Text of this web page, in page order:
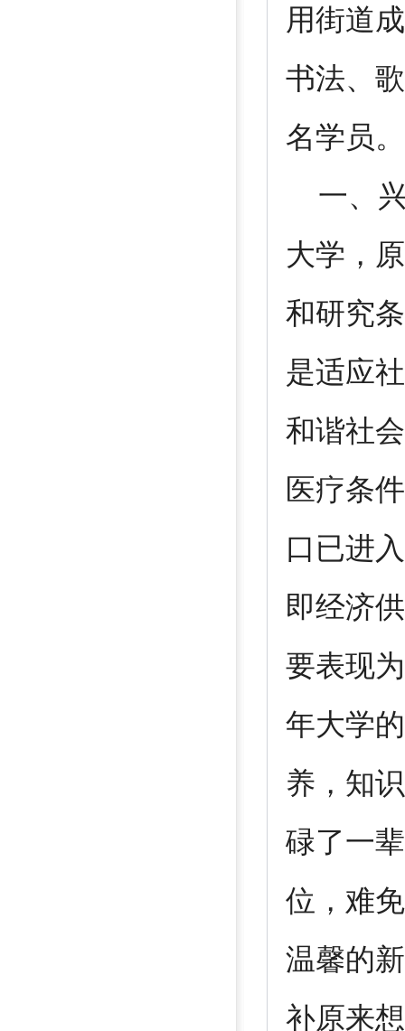
用街道
书法、
名学员。
一、兴
大学，
和研究
是适应
和谐社
医疗条
口已进
即经济
要表现
年大学
养，知
碌了一
位，难
温馨的
补原来